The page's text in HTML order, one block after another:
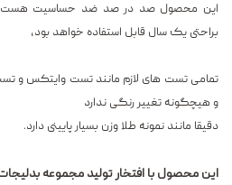
این محصول صد در صد ضد حساسیت هست و
براحتی یک سال قابل استفاده خواهد بود،
تمامی تست های لازم مانند تست وایتکس و
و هیچگونه تغییر رنگی ندارد
دقیقا مانند نمونه طلا وزن بسیار پایینی دارد.
این محصول با افتخار تولید مجموعه